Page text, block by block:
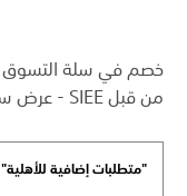
من قبل SIEE - عرض سارٍ في بلدان متعددة
"متطلبات إضافية للأهلية"